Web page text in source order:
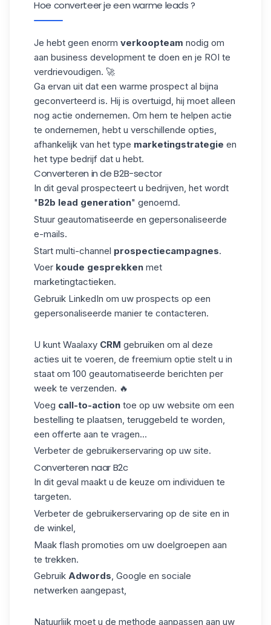
Hoe converteer je een warme leads ?
Je hebt geen enorm verkoopteam nodig om
aan business development te doen en je ROI te
verdrievoudigen. 🚀
Ga ervan uit dat een warme prospect al bijna
geconverteerd is. Hij is overtuigd, hij moet alleen
nog actie ondernemen. Om hem te helpen actie
te ondernemen, hebt u verschillende opties,
afhankelijk van het type marketingstrategie en
het type bedrijf dat u hebt.
Converteren in de B2B-sector
In dit geval prospecteert u bedrijven, het wordt
"B2b lead generation" genoemd.
Stuur geautomatiseerde en gepersonaliseerde
e-mails.
Start multi-channel prospectiecampagnes.
Voer koude gesprekken met
marketingtactieken.
Gebruik LinkedIn om uw prospects op een
gepersonaliseerde manier te contacteren.
U kunt Waalaxy CRM gebruiken om al deze
acties uit te voeren, de freemium optie stelt u in
staat om 100 geautomatiseerde berichten per
week te verzenden. 🔥
Voeg call-to-action toe op uw website om een
bestelling te plaatsen, teruggebeld te worden,
een offerte aan te vragen...
Verbeter de gebruikerservaring op uw site.
Converteren naar B2c
In dit geval maakt u de keuze om individuen te
targeten.
Verbeter de gebruikerservaring op de site en in
de winkel,
Maak flash promoties om uw doelgroepen aan
te trekken.
Gebruik Adwords, Google en sociale
netwerken aangepast,
Natuurlijk moet u de methode aanpassen aan uw